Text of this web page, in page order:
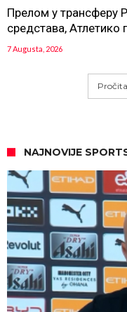
Прелом у трансферу
средстава, Атлетико
7 Augusta, 2026
NAJNOVIJE